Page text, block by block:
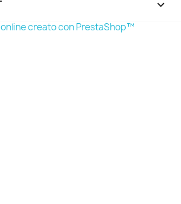

creato con PrestaShop™